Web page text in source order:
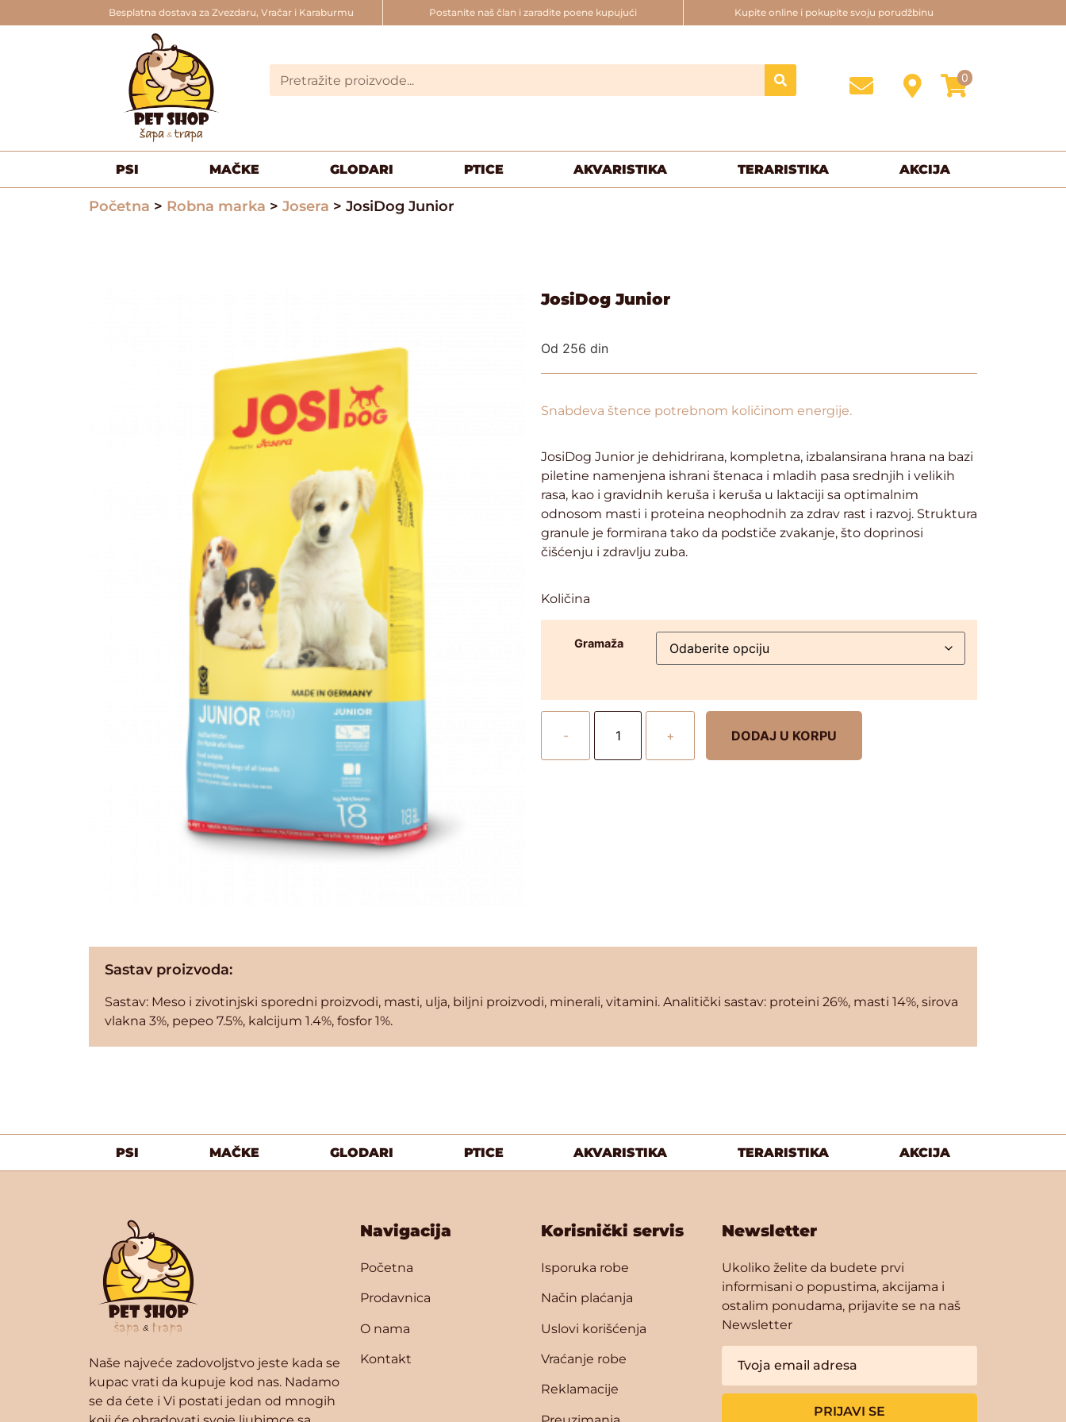
Besplatna dostava za Zvezdaru, Vračar i Karaburmu Postanite naš član i zaradite poene kupujući Kupite online i pokupite svoju porudžbinu
0
PSI MAČKE GLODARI PTICE AKVARISTIKA TERARISTIKA AKCIJA
Početna > Robna marka > Josera > JosiDog Junior
JosiDog Junior
Od 256 din
Snabdeva štence potrebnom količinom energije.
JosiDog Junior je dehidrirana, kompletna, izbalansirana hrana na bazi
piletine namenjena ishrani štenaca i mladih pasa srednjih i velikih
rasa, kao i gravidnih keruša i keruša u laktaciji sa optimalnim
odnosom masti i proteina neophodnih za zdrav rast i razvoj. Struktura
granule je formirana tako da podstiče zvakanje, što doprinosi
čišćenju i zdravlju zuba.
Količina
Gramaža
- + DODAJ U KORPU
Sastav proizvoda:
Sastav: Meso i zivotinjski sporedni proizvodi, masti, ulja, biljni proizvodi, minerali, vitamini. Analitički sastav: proteini 26%, masti 14%, sirova
vlakna 3%, pepeo 7.5%, kalcijum 1.4%, fosfor 1%.
PSI MAČKE GLODARI PTICE AKVARISTIKA TERARISTIKA AKCIJA
Naše najveće zadovoljstvo jeste kada se
kupac vrati da kupuje kod nas. Nadamo
se da ćete i Vi postati jedan od mnogih
Navigacija
Početna
Prodavnica
O nama
Kontakt
Korisnički servis
Isporuka robe
Način plaćanja
Uslovi korišćenja
Vraćanje robe
Reklamacije
Newsletter
Ukoliko želite da budete prvi
informisani o popustima, akcijama i
ostalim ponudama, prijavite se na naš
Newsletter
PRIJAVI SE